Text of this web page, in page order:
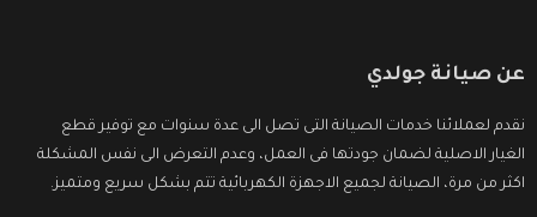
عن صيانة جولدي
نقدم لعملائنا خدمات الصيانة التى تصل الى عدة سنوات مع توفير قطع
الغيار الاصلية لضمان جودتها فى العمل، وعدم التعرض الى نفس المشكلة
اكثر من مرة، الصيانة لجميع الاجهزة الكهربائية تتم بشكل سريع ومتميز.